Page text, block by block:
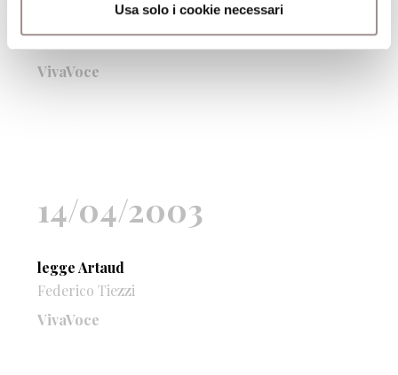
Usa solo i cookie necessari
legge Don Lorenzo Milani
Michele Serra
VivaVoce
14/04/2003
legge Artaud
Federico Tiezzi
VivaVoce